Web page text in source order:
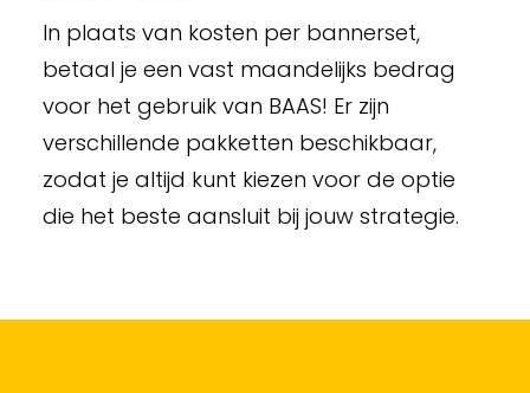
In plaats van kosten per bannerset,
betaal je een vast maandelijks bedrag
voor het gebruik van BAAS! Er zijn
verschillende pakketten beschikbaar,
zodat je altijd kunt kiezen voor de optie
die het beste aansluit bij jouw strategie.